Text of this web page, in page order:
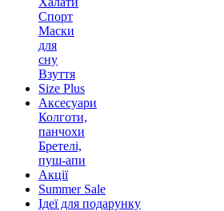
Спорт
Маски
для
сну
Взуття
Size Plus
Аксесуари
Колготи,
панчохи
Бретелі,
пуш-апи
Акції
Summer Sale
Ідеї для подарунку